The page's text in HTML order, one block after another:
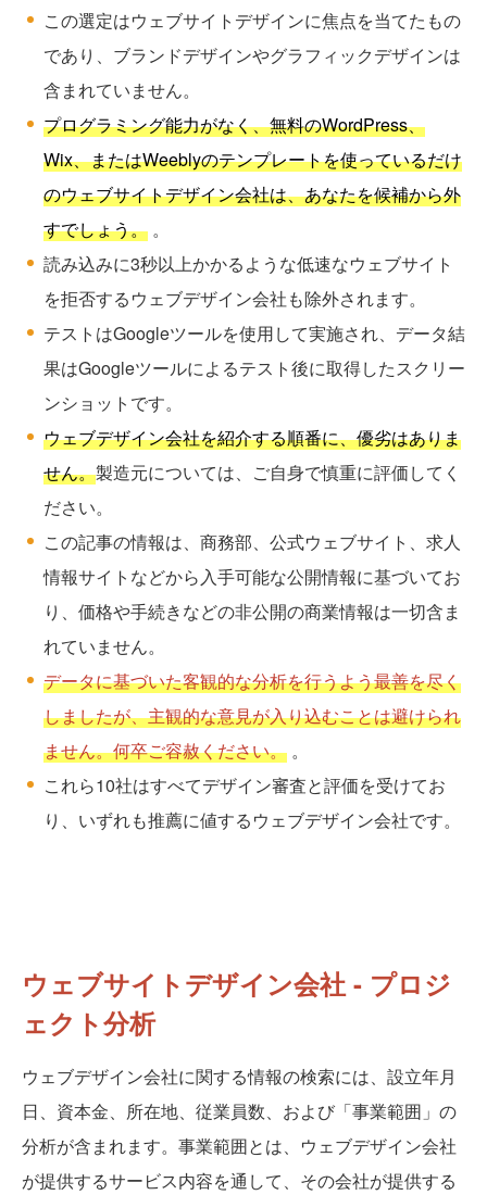
この選定はウェブサイトデザインに焦点を当てたもの
であり、ブランドデザインやグラフィックデザインは
含まれていません。
プログラミング能力がなく、無料のWordPress、
Wix、またはWeeblyのテンプレートを使っているだけ
のウェブサイトデザイン会社は、あなたを候補から外
すでしょう。 。
読み込みに3秒以上かかるような低速なウェブサイト
を拒否するウェブデザイン会社も除外されます。
テストはGoogleツールを使用して実施され、データ結
果はGoogleツールによるテスト後に取得したスクリー
ンショットです。
ウェブデザイン会社を紹介する順番に、優劣はありま
せん。製造元については、ご自身で慎重に評価してく
ださい。
この記事の情報は、商務部、公式ウェブサイト、求人
情報サイトなどから入手可能な公開情報に基づいてお
り、価格や手続きなどの非公開の商業情報は一切含ま
れていません。
データに基づいた客観的な分析を行うよう最善を尽く
しましたが、主観的な意見が入り込むことは避けられ
ません。何卒ご容赦ください。 。
これら10社はすべてデザイン審査と評価を受けてお
り、いずれも推薦に値するウェブデザイン会社です。
ウェブサイトデザイン会社 - プロジ
ェクト分析
ウェブデザイン会社に関する情報の検索には、設立年月
日、資本金、所在地、従業員数、および「事業範囲」の
分析が含まれます。事業範囲とは、ウェブデザイン会社
が提供するサービス内容を通して、その会社が提供する